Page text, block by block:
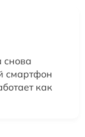
снова
смартфон
как